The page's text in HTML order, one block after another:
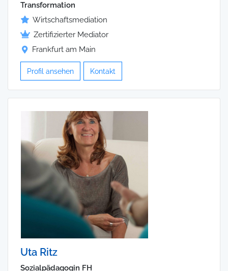
Transformation
Wirtschaftsmediation
Zertifizierter Mediator
Frankfurt am Main
Profil ansehen Kontakt
Uta Ritz
Sozialpädagogin FH